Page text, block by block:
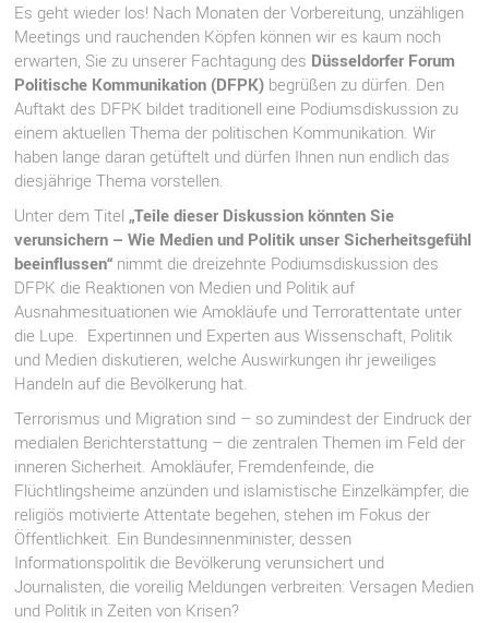
Es geht wieder los! Nach Monaten der Vorbereitung, unzähligen
Meetings und rauchenden Köpfen können wir es kaum noch
erwarten, Sie zu unserer Fachtagung des Düsseldorfer Forum
Politische Kommunikation (DFPK) begrüßen zu dürfen. Den
Auftakt des DFPK bildet traditionell eine Podiumsdiskussion zu
einem aktuellen Thema der politischen Kommunikation. Wir
haben lange daran getüftelt und dürfen Ihnen nun endlich das
diesjährige Thema vorstellen.
Unter dem Titel „Teile dieser Diskussion könnten Sie
verunsichern – Wie Medien und Politik unser Sicherheitsgefühl
beeinflussen“ nimmt die dreizehnte Podiumsdiskussion des
DFPK die Reaktionen von Medien und Politik auf
Ausnahmesituationen wie Amokläufe und Terrorattentate unter
die Lupe. Expertinnen und Experten aus Wissenschaft, Politik
und Medien diskutieren, welche Auswirkungen ihr jeweiliges
Handeln auf die Bevölkerung hat.
Terrorismus und Migration sind – so zumindest der Eindruck der
medialen Berichterstattung – die zentralen Themen im Feld der
inneren Sicherheit. Amokläufer, Fremdenfeinde, die
Flüchtlingsheime anzünden und islamistische Einzelkämpfer, die
religiös motivierte Attentate begehen, stehen im Fokus der
Öffentlichkeit. Ein Bundesinnenminister, dessen
Informationspolitik die Bevölkerung verunsichert und
Journalisten, die voreilig Meldungen verbreiten: Versagen Medien
und Politik in Zeiten von Krisen?